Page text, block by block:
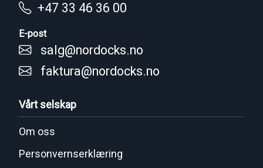
+47 33 46 36 00
E-post
salg@nordocks.no
faktura@nordocks.no
Vårt selskap
Om oss
Personvernserklæring